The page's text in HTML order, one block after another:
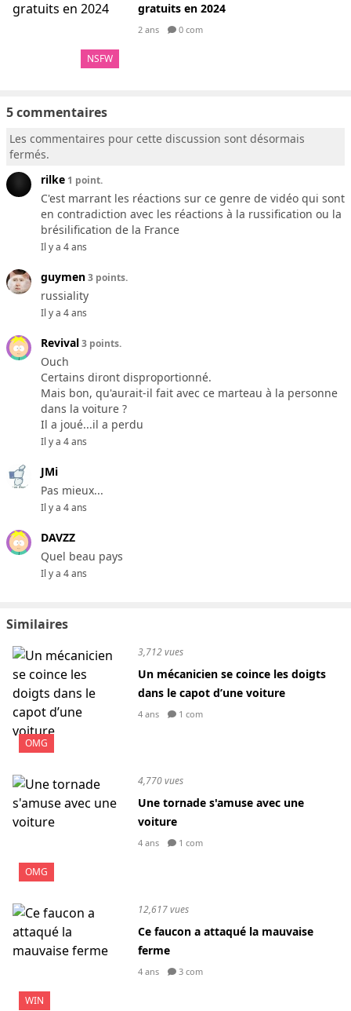
NSFW
gratuits en 2024
2 ans 0 com
5 commentaires
Les commentaires pour cette discussion sont désormais
fermés.
rilke 1 point.
C'est marrant les réactions sur ce genre de vidéo qui sont
en contradiction avec les réactions à la russification ou la
brésilification de la France
Il y a 4 ans
guymen3 points.
russiality
Il y a 4 ans
Revival3 points.
Ouch
Certains diront disproportionné.
Mais bon, qu'aurait-il fait avec ce marteau à la personne
dans la voiture ?
Il a joué...il a perdu
Il y a 4 ans
JMi
Pas mieux...
Il y a 4 ans
DAVZZ
Quel beau pays
Il y a 4 ans
Similaires
OMG
3,712 vues
Un mécanicien se coince les doigts
dans le capot d’une voiture
4 ans 1 com
OMG
4,770 vues
Une tornade s'amuse avec une
voiture
4 ans 1 com
WIN
12,617 vues
Ce faucon a attaqué la mauvaise
ferme
4 ans 3 com